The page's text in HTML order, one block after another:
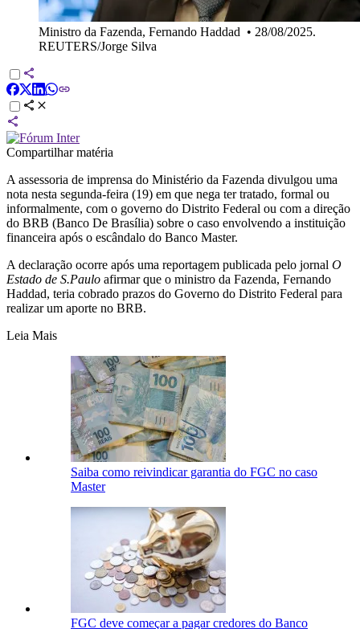
Ministro da Fazenda, Fernando Haddad • 28/08/2025.
REUTERS/Jorge Silva
Compartilhar matéria
A assessoria de imprensa do Ministério da Fazenda divulgou uma
nota nesta segunda-feira (19) em que nega ter tratado, formal ou
informalmente, com o governo do Distrito Federal ou com a direção
do BRB (Banco De Brasília) sobre o caso envolvendo a instituição
financeira após o escândalo do Banco Master.
A declaração ocorre após uma reportagem publicada pelo jornal O
Estado de S.Paulo afirmar que o ministro da Fazenda, Fernando
Haddad, teria cobrado prazos do Governo do Distrito Federal para
realizar um aporte no BRB.
Leia Mais
Saiba como reivindicar garantia do FGC no caso
Master
FGC deve começar a pagar credores do Banco